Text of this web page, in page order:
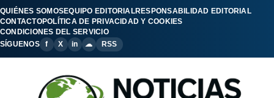
QUIÉNES SOMOSEQUIPO EDITORIALRESPONSABILIDAD EDITORIAL
CONTACTOPOLÍTICA DE PRIVACIDAD Y COOKIES
CONDICIONES DEL SERVICIO
SÍGUENOS
f X in ☁ RSS